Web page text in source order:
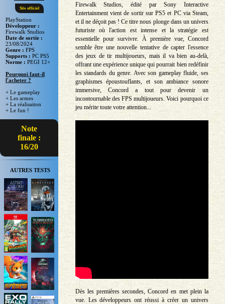
Site officiel
PlayStation
Développeur :
Firewalk Studios
Date de sortie :
23/08/2024
Genre :FPS
Supports :PC PS5
Norme :PEGI 12+
Pourquoi faut-il
l'acheter ?
+ Le gameplay
+ Les armes
+ La réalisaiton
+ Le fun !
Note
finale :
16/20
AUTRES TESTS
Firewalk Studios, édité par Sony Interactive
Entertainment vient de sortir sur PS5 et PC via Steam,
et il ne déçoit pas ! Ce titre nous plonge dans un univers
futuriste où l'action est intense et la stratégie est
essentielle pour survivre. À première vue, Concord
semble être une nouvelle tentative de capter l'essence
des jeux de tir multijoueurs, mais il va bien au-delà,
offrant une expérience unique qui pourrait bien redéfinir
les standards du genre. Avec son gameplay fluide, ses
graphismes époustouflants, et son ambiance sonore
immersive, Concord a tout pour devenir un
incontournable des FPS multijoueurs. Voici pourquoi ce
jeu mérite toute votre attention...
Dès les premières secondes, Concord en met plein la
vue. Les développeurs ont réussi à créer un univers